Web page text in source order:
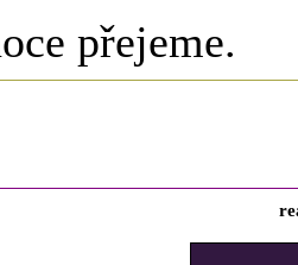
přejeme.